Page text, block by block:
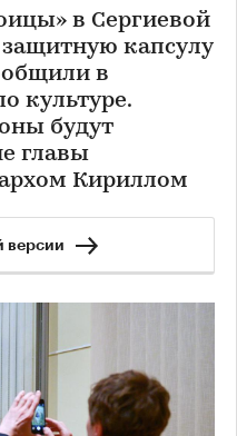
в Сергиевой
капсулу
в
культуре.
будут
главы
Кириллом
версии